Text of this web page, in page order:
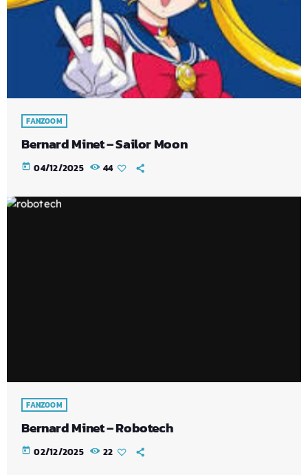
FANZOOM
Bernard Minet – Sailor Moon
today 04/12/2025 44
FANZOOM
Bernard Minet – Robotech
today 02/12/2025 22